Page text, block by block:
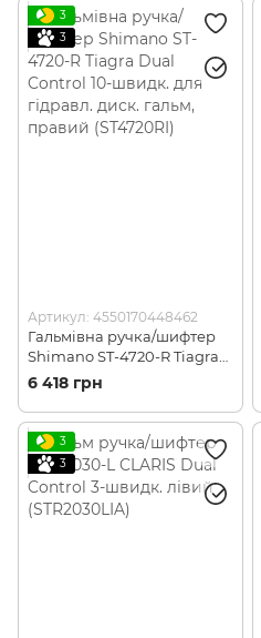
3
3
Артикул: 4550170448462
Гальмівна ручка/шифтер
Shimano ST-4720-R Tiagra
Dual Control 10-швидк. для
гідравл. диск. гальм,
правий (ST4720RI)
6 418 грн
3
3